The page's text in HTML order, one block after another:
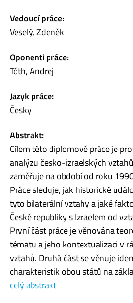
Vedoucí práce:
Veselý, Zdeněk
Oponenti práce:
Tóth, Andrej
Jazyk práce:
Česky
Abstrakt:
Cílem této diplomové práce je
analýzu česko-izraelských
zaměřuje na období od roku
Práce sleduje, jak historické
tyto bilaterální vztahy a jaké
České republiky s Izraelem od
První část práce je věnována
tématu a jeho kontextualizaci v
vztahů. Druhá část se věnuje
charakteristik obou států na
celý abstrakt